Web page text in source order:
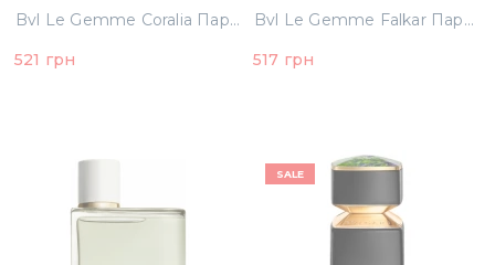
(783320404948)
Bvl Le Gemme Coralia Парфюмированная вода 8 ml Миниатюра (783320404948)
521 грн
(783320401664)
Bvl Le Gemme Falkar Парфюмированная вода 8 ml Миниатюра (783320401664)
517 грн
SALE